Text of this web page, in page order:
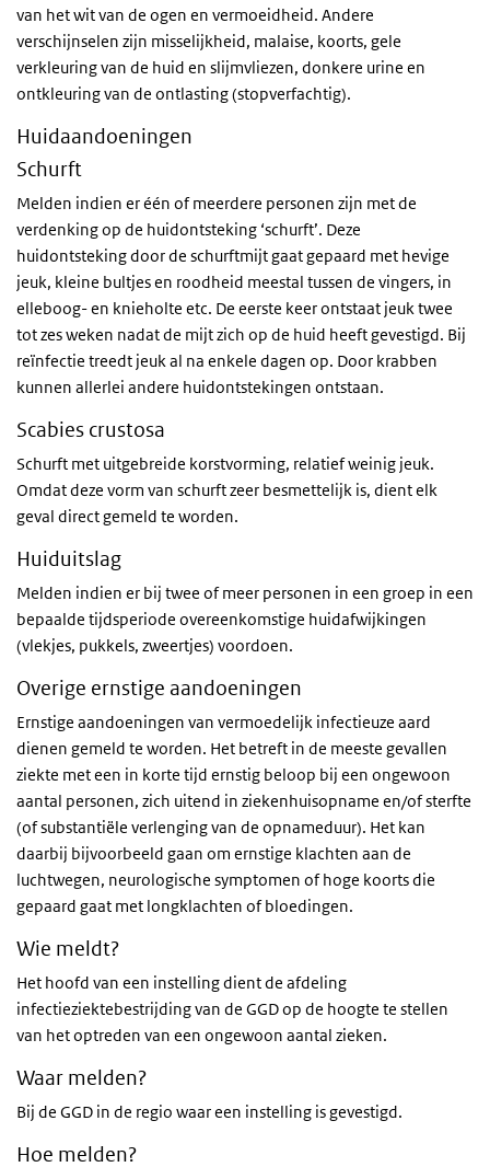
van het wit van de ogen en vermoeidheid. Andere
verschijnselen zijn misselijkheid, malaise, koorts, gele
verkleuring van de huid en slijmvliezen, donkere urine en
ontkleuring van de ontlasting (stopverfachtig).
Huidaandoeningen
Schurft
Melden indien er één of meerdere personen zijn met de
verdenking op de huidontsteking ‘schurft’. Deze
huidontsteking door de schurftmijt gaat gepaard met hevige
jeuk, kleine bultjes en roodheid meestal tussen de vingers, in
elleboog- en knieholte etc. De eerste keer ontstaat jeuk twee
tot zes weken nadat de mijt zich op de huid heeft gevestigd. Bij
reïnfectie treedt jeuk al na enkele dagen op. Door krabben
kunnen allerlei andere huidontstekingen ontstaan.
Scabies crustosa
Schurft met uitgebreide korstvorming, relatief weinig jeuk.
Omdat deze vorm van schurft zeer besmettelijk is, dient elk
geval direct gemeld te worden.
Huiduitslag
Melden indien er bij twee of meer personen in een groep in een
bepaalde tijdsperiode overeenkomstige huidafwijkingen
(vlekjes, pukkels, zweertjes) voordoen.
Overige ernstige aandoeningen
Ernstige aandoeningen van vermoedelijk infectieuze aard
dienen gemeld te worden. Het betreft in de meeste gevallen
ziekte met een in korte tijd ernstig beloop bij een ongewoon
aantal personen, zich uitend in ziekenhuisopname en/of sterfte
(of substantiële verlenging van de opnameduur). Het kan
daarbij bijvoorbeeld gaan om ernstige klachten aan de
luchtwegen, neurologische symptomen of hoge koorts die
gepaard gaat met longklachten of bloedingen.
Wie meldt?
Het hoofd van een instelling dient de afdeling
infectieziektebestrijding van de GGD op de hoogte te stellen
van het optreden van een ongewoon aantal zieken.
Waar melden?
Bij de GGD in de regio waar een instelling is gevestigd.
Hoe melden?